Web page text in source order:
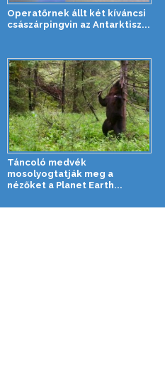
Operatőrnek állt két kíváncsi
császárpingvin az Antarktisz...
Táncoló medvék
mosolyogtatják meg a
nézőket a Planet Earth...